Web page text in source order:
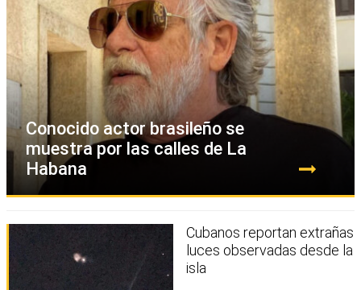
Conocido actor brasileño se
muestra por las calles de La
Habana
Cubanos reportan extrañas
luces observadas desde la
isla